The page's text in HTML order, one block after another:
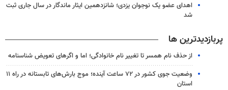
اهدای عضو یک نوجوان یزدی؛ شانزدهمین ایثار ماندگار در سال جاری ثبت
شد
پربازدیدترین ها
از حذف نام همسر تا تغییر نام خانوادگی؛ اما و اگرهای تعویض شناسنامه
وضعیت جوی کشور در ۷۲ ساعت آینده؛ موج بارش‌های تابستانه در راه ۱۱
استان